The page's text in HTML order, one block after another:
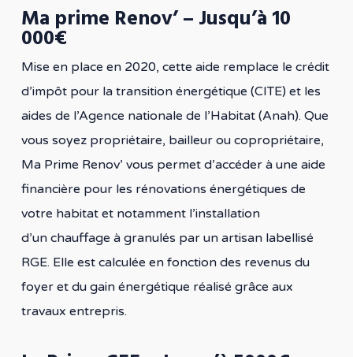
Ma prime Renov’ – Jusqu’à 10
000€
Mise en place en 2020, cette aide remplace le crédit
d’impôt pour la transition énergétique (CITE) et les
aides de l’Agence nationale de l’Habitat (Anah). Que
vous soyez propriétaire, bailleur ou copropriétaire,
Ma Prime Renov’ vous permet d’accéder à une aide
financière pour les rénovations énergétiques de
votre habitat et notamment l’installation
d’un chauffage à granulés par un artisan labellisé
RGE. Elle est calculée en fonction des revenus du
foyer et du gain énergétique réalisé grâce aux
travaux entrepris.